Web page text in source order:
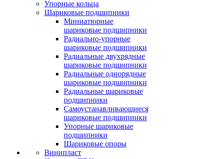
Упорные кольца
Шариковые подшипники
Миниатюрные
шариковые подшипники
Радиально-упорные
шариковые подшипники
Радиальные двухрядные
шариковые подшипники
Радиальные однорядные
шариковые подшипники
Радиальные шариковые
подшипники
Самоустанавливающиеся
шариковые подшипники
Упорные шариковые
подшипники
Шариковые опоры
Винипласт